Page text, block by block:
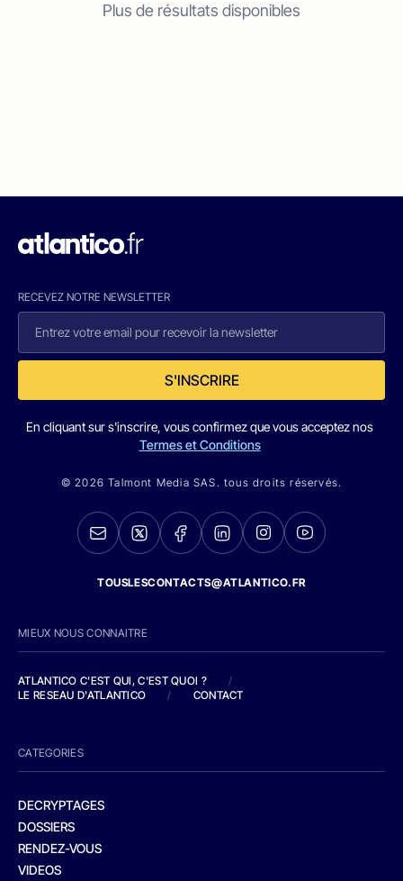
Plus de résultats disponibles
RECEVEZ NOTRE NEWSLETTER
S'INSCRIRE
En cliquant sur s'inscrire, vous confirmez que vous acceptez nos
Termes et Conditions
© 2026 Talmont Media SAS. tous droits réservés.
TOUSLESCONTACTS@ATLANTICO.FR
MIEUX NOUS CONNAITRE
ATLANTICO C'EST QUI, C'EST QUOI ?
/
LE RESEAU D'ATLANTICO
/ CONTACT
CATEGORIES
DECRYPTAGES
DOSSIERS
RENDEZ-VOUS
VIDEOS